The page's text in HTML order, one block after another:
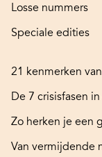
Losse nummers
Speciale edities
21 kenmerken
De 7 crisisfasen
Zo herken je een
Van vermijdende